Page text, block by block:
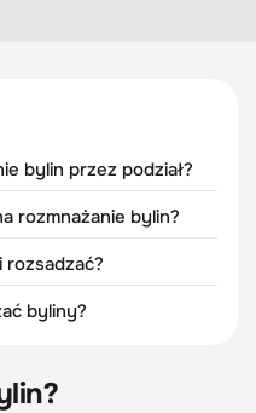
bylin przez podział?
rozmnażanie bylin?
rozsadzać?
byliny?